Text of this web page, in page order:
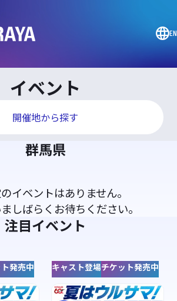
EN
イベント
開催地から探す
群馬県
イベントはありません。
しばらくお待ちください。
注目イベント
発売中 キャスト登場チケット発売中